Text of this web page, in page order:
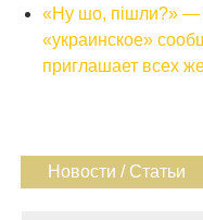
«Ну шо, пішли?» —
«украинское»
приглашает всех
Новости / Статьи